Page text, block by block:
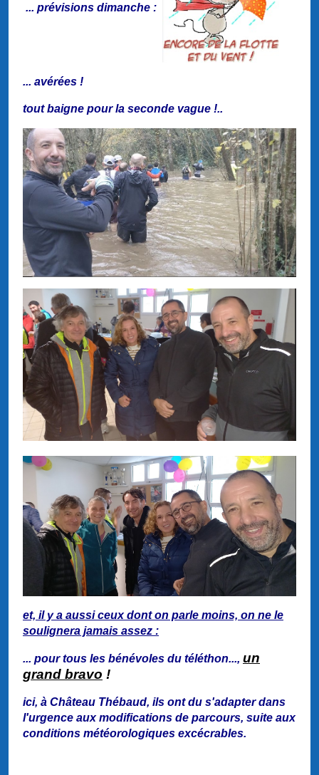
... prévisions dimanche :
... avérées !
tout baigne pour la seconde vague !..
et, il y a aussi ceux dont on parle moins, on ne le
soulignera jamais assez :
... pour tous les bénévoles du téléthon..., un
grand bravo !
ici, à Château Thébaud, ils ont du s'adapter dans
l'urgence aux modifications de parcours, suite aux
conditions météorologiques excécrables.